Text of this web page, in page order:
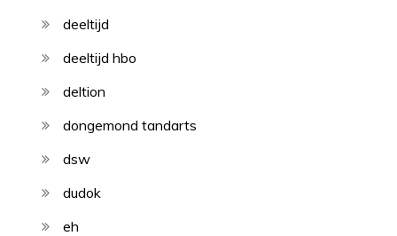
deeltijd
deeltijd hbo
deltion
dongemond tandarts
dsw
dudok
eh